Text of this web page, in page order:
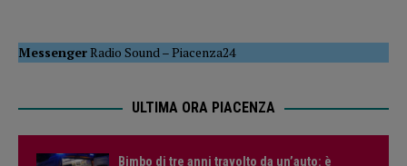
MessengerRadio Sound –Piacenza24
ULTIMA ORA PIACENZA
Bimbo di tre anni travolto da un’auto: è